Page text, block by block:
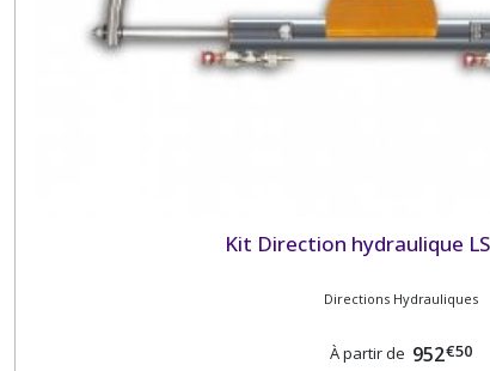
Kit Direction hydraulique
Directions Hydrauliques
À partir de 952€50